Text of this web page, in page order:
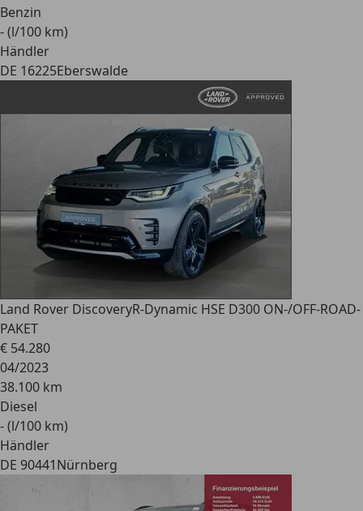
Benzin
- (l/100 km)
Händler
DE 16225Eberswalde
Land Rover DiscoveryR-Dynamic HSE D300 ON-/OFF-ROAD-
PAKET
€ 54.280
04/2023
38.100 km
Diesel
- (l/100 km)
Händler
DE 90441Nürnberg